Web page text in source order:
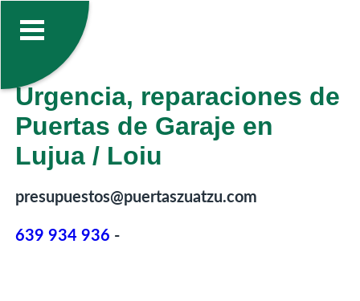
Urgencia, reparaciones de
Puertas de Garaje en
Lujua / Loiu
presupuestos@puertaszuatzu.com
639 934 936 -